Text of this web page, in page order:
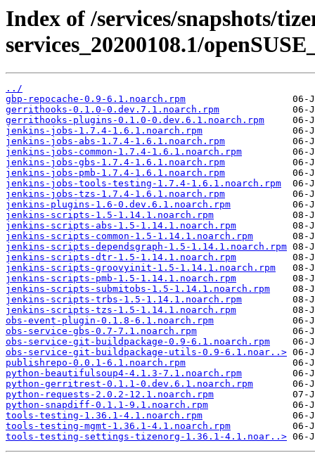
Index of /services/snapshots/
services_20200108.1/
../
gbp-repocache-0.9-6.1.noarch.rpm
gerrithooks-0.1.0-0.dev.7.1.noarch.rpm
gerrithooks-plugins-0.1.0-0.dev.6.1.noarch.rpm
jenkins-jobs-1.7.4-1.6.1.noarch.rpm
jenkins-jobs-abs-1.7.4-1.6.1.noarch.rpm
jenkins-jobs-common-1.7.4-1.6.1.noarch.rpm
jenkins-jobs-gbs-1.7.4-1.6.1.noarch.rpm
jenkins-jobs-pmb-1.7.4-1.6.1.noarch.rpm
jenkins-jobs-tools-testing-1.7.4-1.6.1.noarch.rpm
jenkins-jobs-tzs-1.7.4-1.6.1.noarch.rpm
jenkins-plugins-1.6-0.dev.6.1.noarch.rpm
jenkins-scripts-1.5-1.14.1.noarch.rpm
jenkins-scripts-abs-1.5-1.14.1.noarch.rpm
jenkins-scripts-common-1.5-1.14.1.noarch.rpm
jenkins-scripts-dependsgraph-1.5-1.14.1.noarch.rpm
jenkins-scripts-dtr-1.5-1.14.1.noarch.rpm
jenkins-scripts-groovyinit-1.5-1.14.1.noarch.rpm
jenkins-scripts-pmb-1.5-1.14.1.noarch.rpm
jenkins-scripts-submitobs-1.5-1.14.1.noarch.rpm
jenkins-scripts-trbs-1.5-1.14.1.noarch.rpm
jenkins-scripts-tzs-1.5-1.14.1.noarch.rpm
obs-event-plugin-0.1.8-6.1.noarch.rpm
obs-service-gbs-0.7-7.1.noarch.rpm
obs-service-git-buildpackage-0.9-6.1.noarch.rpm
obs-service-git-buildpackage-utils-0.9-6.1.noar..>
publishrepo-0.0.1-6.1.noarch.rpm
python-beautifulsoup4-4.1.3-7.1.noarch.rpm
python-gerritrest-0.1.1-0.dev.6.1.noarch.rpm
python-requests-2.0.2-12.1.noarch.rpm
python-snapdiff-0.1.1-9.1.noarch.rpm
tools-testing-1.36.1-4.1.noarch.rpm
tools-testing-mgmt-1.36.1-4.1.noarch.rpm
tools-testing-settings-tizenorg-1.36.1-4.1.noar..>